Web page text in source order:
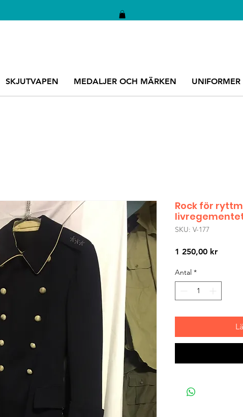
SKJUTVAPEN MEDALJER OCH MÄRKEN
Rock för
SKU: V-177
1 250,00 krPris
Antal *